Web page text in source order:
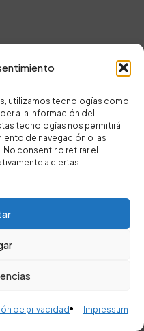
utilizamos tecnologías como
a la información del
tecnologías nos permitirá
de navegación o las
consentir o retirar el
a ciertas
de privacidad Impressum